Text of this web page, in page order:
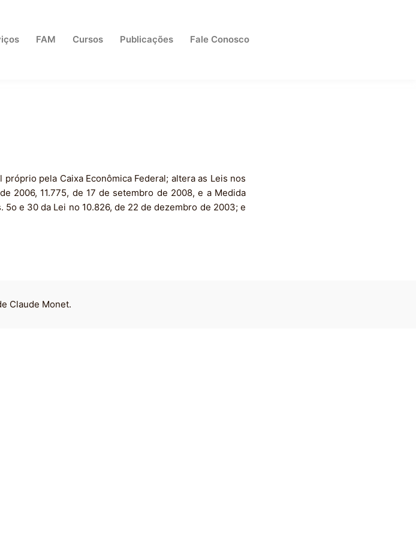
FAM Cursos Publicações Fale Conosco
pela Caixa Econômica Federal; altera as Leis nos
2006, 11.775, de 17 de setembro de 2008, e a Medida
e 30 da Lei no 10.826, de 22 de dezembro de 2003; e
Claude Monet.